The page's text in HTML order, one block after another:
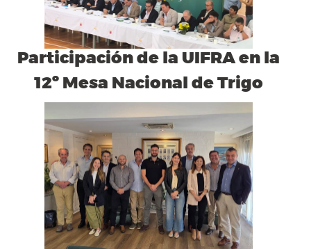
Participación de la UIFRA en la
12º Mesa Nacional de Trigo